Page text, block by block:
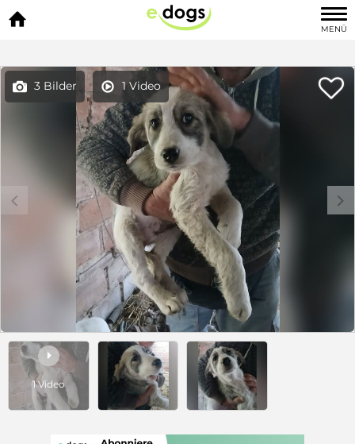

MENÜ
 3 Bilder  1 Video 
c d

1 Video